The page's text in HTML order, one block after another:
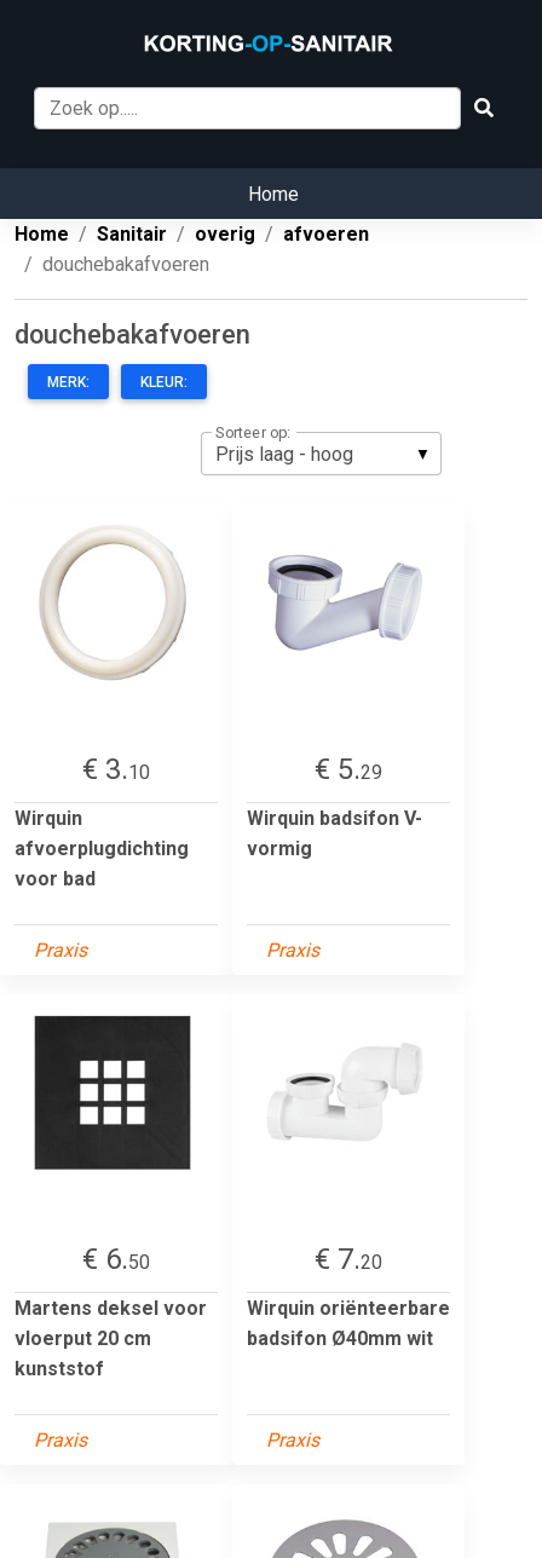
Home
Home
Sanitair overig
afvoeren
douchebakafvoeren
douchebakafvoeren
MERK: KLEUR:
Sorteer op:
€ 3.10
Wirquin
afvoerplugdichting
voor bad
Praxis
€ 5.29
Wirquin badsifon V-
vormig
Praxis
€ 6.50
Martens deksel voor
vloerput 20 cm
kunststof
Praxis
€ 7.20
Wirquin oriënteerbare
badsifon Ø40mm wit
Praxis